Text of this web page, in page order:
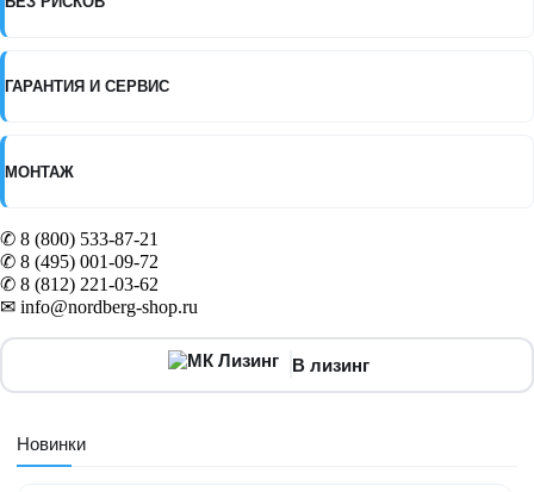
ГАРАНТИЯ И СЕРВИС
МОНТАЖ
✆ 8 (800) 533-87-21
✆ 8 (495) 001-09-72
✆ 8 (812) 221-03-62
✉ info@nordberg-shop.ru
В лизинг
Новинки